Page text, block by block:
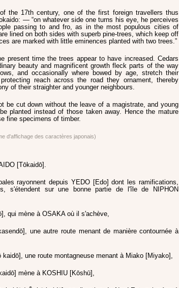
the 17th century, one of the first foreign travellers thus
— “on whatever side one turns his eye, he perceives
passing to and fro, as in the most populous cities of
lined on both sides with superb pine-trees, which keep off
are marked with little eminences planted with two trees.”
present time the trees appear to have increased. Cedars
beauty and magnificent growth fleck parts of the way
and occasionally where bowed by age, stretch their
reach across the road they ornament, thereby
of their straighter and younger neighbours.
be cut down without the leave of a magistrate, and young
planted instead of those taken away. Hence the mature
fine specimens of timber.
d'affichage des caractères japonais)
[Tōkaidō].
rayonnent depuis YEDO [Edo] dont les ramifications,
s'étendent sur une bonne partie de l'île de NIPHON
qui mène à OSAKA où il s'achève,
une autre route menant de manière contournée à
kaidō], une route montagneuse menant à Miako [Miyako],
mène à KOSHIU [Kōshū],